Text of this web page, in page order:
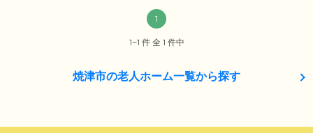
1
1~1 件 全 1 件中
焼津市の老人ホーム一覧から探す